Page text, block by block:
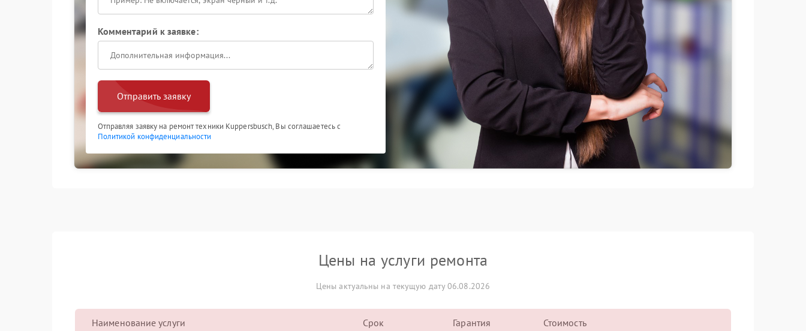
Комментарий к заявке:
Отправить заявку
Отправляя заявку на ремонт техники Kuppersbusch, Вы соглашаетесь с
Политикой конфиденциальности
Цены на услуги ремонта
Цены актуальны на текущую дату 06.08.2026
Наименование услуги Срок Гарантия Стоимость